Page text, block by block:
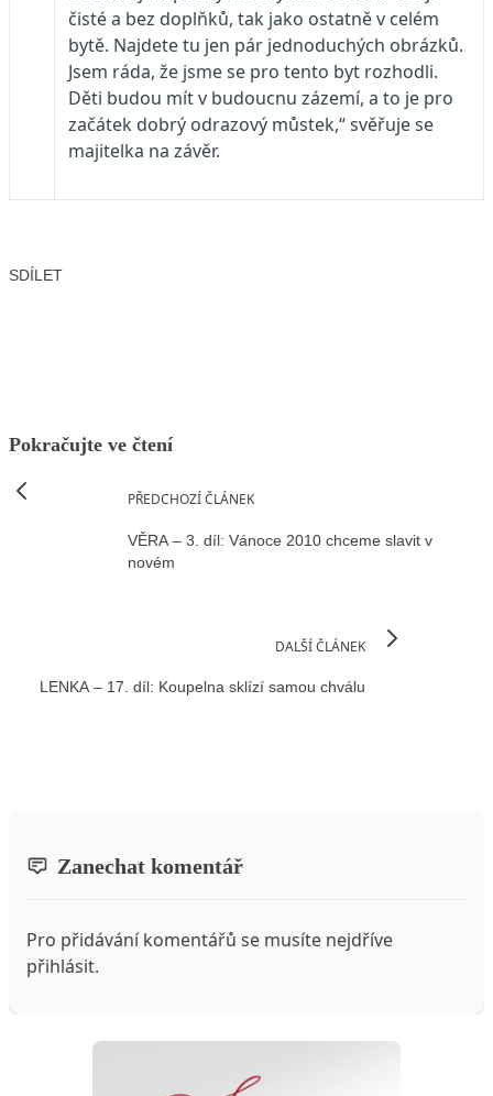
čisté a bez doplňků, tak jako ostatně v celém
bytě. Najdete tu jen pár jednoduchých obrázků.
Jsem ráda, že jsme se pro tento byt rozhodli.
Děti budou mít v budoucnu zázemí, a to je pro
začátek dobrý odrazový můstek,“ svěřuje se
majitelka na závěr.
SDÍLET
Pokračujte ve čtení
PŘEDCHOZÍ ČLÁNEK
VĚRA – 3. díl: Vánoce 2010 chceme slavit v
novém
DALŠÍ ČLÁNEK
LENKA – 17. díl: Koupelna sklízí samou chválu
Zanechat komentář
Pro přidávání komentářů se musíte nejdříve
přihlásit.